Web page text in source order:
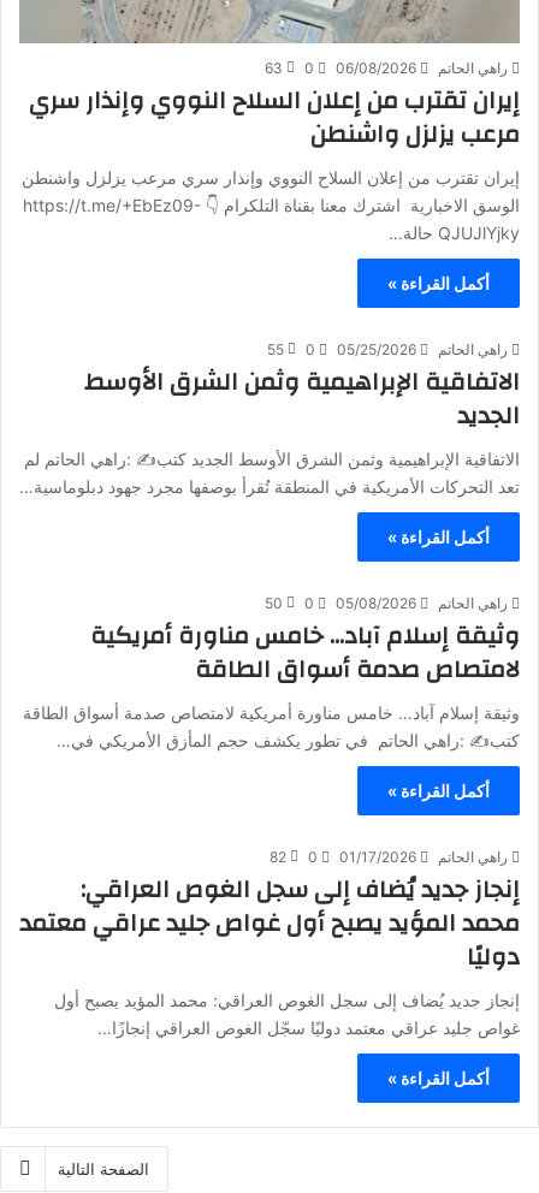
راهي الحاتم 06/08/2026
0
63
إيران تقترب من إعلان السلاح النووي وإنذار سري
مرعب يزلزل واشنطن
إيران تقترب من إعلان السلاح النووي وإنذار سري مرعب يزلزل واشنطن
الوسق الاخبارية اشترك معنا بقناة التلكرام 👇 https://t.me/+EbEz09-
QJUJlYjky حالة…
أكمل القراءة »
راهي الحاتم 05/25/2026
0
55
الاتفاقية الإبراهيمية وثمن الشرق الأوسط
الجديد
الاتفاقية الإبراهيمية وثمن الشرق الأوسط الجديد كتب✍️ :راهي الحاتم لم
تعد التحركات الأمريكية في المنطقة تُقرأ بوصفها مجرد جهود دبلوماسية…
أكمل القراءة »
راهي الحاتم 05/08/2026
0
50
وثيقة إسلام آباد… خامس مناورة أمريكية
لامتصاص صدمة أسواق الطاقة
وثيقة إسلام آباد… خامس مناورة أمريكية لامتصاص صدمة أسواق الطاقة
كتب✍️ :راهي الحاتم في تطور يكشف حجم المأزق الأمريكي في…
أكمل القراءة »
راهي الحاتم 01/17/2026
0
82
إنجاز جديد يُضاف إلى سجل الغوص العراقي:
محمد المؤيد يصبح أول غواص جليد عراقي معتمد
دوليًا
إنجاز جديد يُضاف إلى سجل الغوص العراقي: محمد المؤيد يصبح أول
غواص جليد عراقي معتمد دوليًا سجّل الغوص العراقي إنجازًا…
أكمل القراءة »
الصفحة التالية